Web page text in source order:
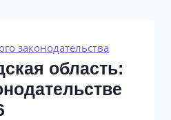
законодательства
область: